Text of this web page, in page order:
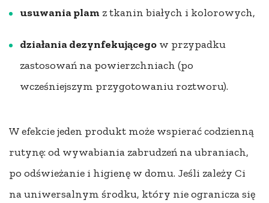
usuwania plam z tkanin białych i kolorowych,
działania dezynfekującego w przypadku
zastosowań na powierzchniach (po
wcześniejszym przygotowaniu roztworu).
W efekcie jeden produkt może wspierać codzienną
rutynę: od wywabiania zabrudzeń na ubraniach,
po odświeżanie i higienę w domu. Jeśli zależy Ci
na uniwersalnym środku, który nie ogranicza się